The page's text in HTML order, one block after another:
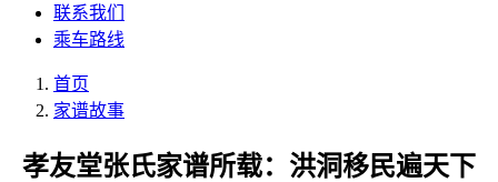
联系我们
乘车路线
首页
家谱故事
孝友堂张氏家谱所载：洪洞移民遍天下